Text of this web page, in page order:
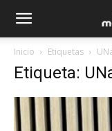
Inicio Etiquetas
Etiqueta: